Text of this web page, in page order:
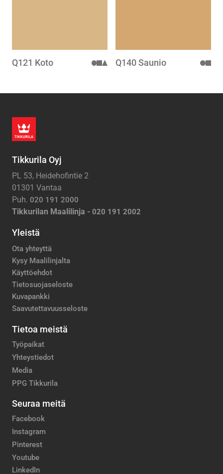
Q121 Koto Q140 Saunio
Tikkurila Oyj
PL 53, Heidehofintie 2
01301 Vantaa
Puh. 020 191 2000
Tikkurilan Maalilinja - 020 191 2002
Yleistä
Ota yhteyttä
Kysy Maalilinjalta
Käyttöehdot
Tietosuojaseloste
Kuvapankki
Saavutettavuusseloste
Tietoa meistä
Työpaikat
Yhteystiedot
Media
PPG Tikkurila
Seuraa meitä
Facebook
Instagram
Pinterest
Youtube
LinkedIn